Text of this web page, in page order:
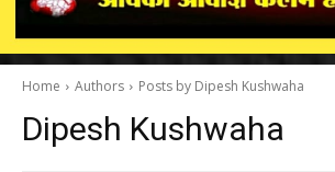
Home Authors Posts by Dipesh Kushwaha
Dipesh Kushwaha